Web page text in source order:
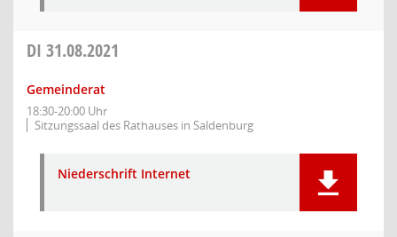
DI 31.08.2021
Gemeinderat
18:30-20:00 Uhr
Sitzungssaal des Rathauses in Saldenburg
Niederschrift Internet